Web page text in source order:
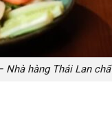
Nhà hàng Thái Lan